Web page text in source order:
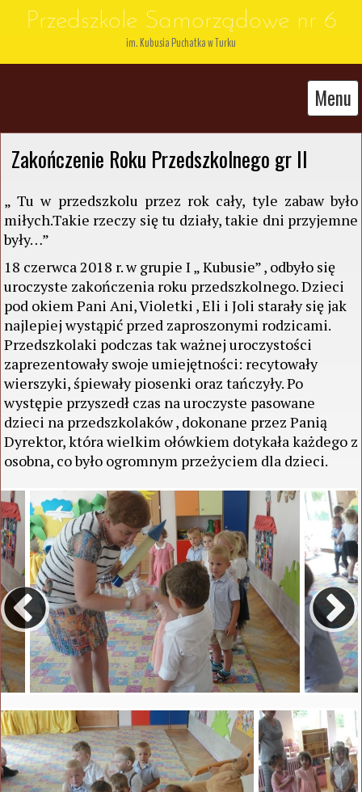
Przedszkole Samorządowe nr 6
im. Kubusia Puchatka w Turku
Menu
Zakończenie Roku Przedszkolnego gr II
„ Tu w przedszkolu przez rok cały, tyle zabaw było
miłych.Takie rzeczy się tu działy, takie dni przyjemne
były…”
18 czerwca 2018 r. w grupie I „ Kubusie” , odbyło się
uroczyste zakończenia roku przedszkolnego. Dzieci
pod okiem Pani Ani, Violetki , Eli i Joli starały się jak
najlepiej wystąpić przed zaproszonymi rodzicami.
Przedszkolaki podczas tak ważnej uroczystości
zaprezentowały swoje umiejętności: recytowały
wierszyki, śpiewały piosenki oraz tańczyły. Po
występie przyszedł czas na uroczyste pasowane
dzieci na przedszkolaków , dokonane przez Panią
Dyrektor, która wielkim ołówkiem dotykała każdego z
osobna, co było ogromnym przeżyciem dla dzieci.